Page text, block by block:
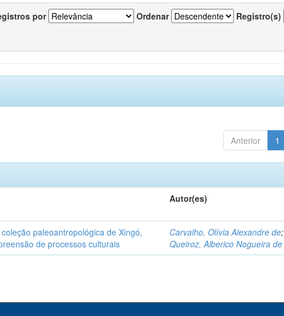
por Ordenar Registro(s)
Anterior 1
Autor(es)
paleoantropológica de Xingó,
de processos culturais
Carvalho, Olívia Alexandre de;
Queiroz, Alberico Nogueira de